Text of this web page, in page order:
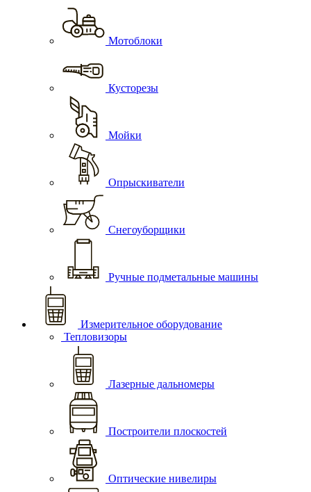
Мотоблоки
Кусторезы
Мойки
Опрыскиватели
Снегоуборщики
Ручные подметальные машины
Измерительное оборудование
Тепловизоры
Лазерные дальномеры
Построители плоскостей
Оптические нивелиры